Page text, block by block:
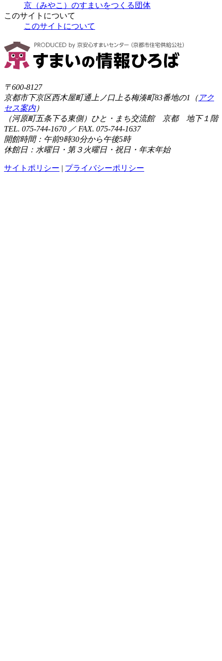
京（みやこ）のすまいをつくる団体
このサイトについて
このサイトについて
〒600-8127
京都市下京区西木屋町通上ノ口上る梅湊町83番地の1（ アク
セス案内）
（河原町五条下る東側）ひと・まち交流館 京都 地下１階
TEL. 075-744-1670 ／ FAX. 075-744-1637
開館時間：午前9時30分から午後5時
休館日：水曜日・第３火曜日・祝日・年末年始
サイトポリシー | プライバシーポリシー